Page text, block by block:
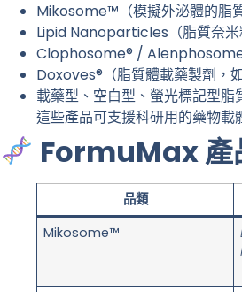
Mikosome™ （模擬外泌體的脂
Lipid Nanoparticles（脂質奈米
Clophosome® /
Doxoves®（脂質體載藥製劑，
載藥型、空白型、螢光標記型脂
這些產品可支援科研用的藥物載
FormuMax 產
品類
Mikosome™